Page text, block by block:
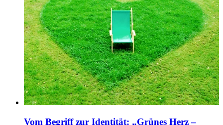
Vom Begriff zur Identität: „Grünes Herz –